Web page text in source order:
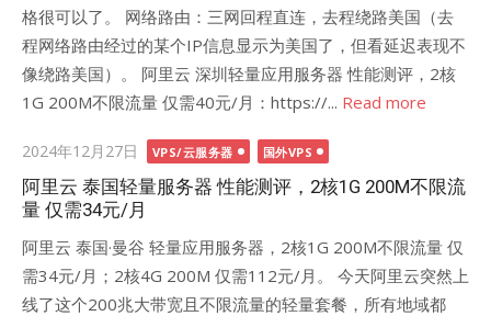
格很可以了。 网络路由：三网回程直连，去程绕路美国（去
程网络路由经过的某个IP信息显示为美国了，但看延迟表现不
像绕路美国）。 阿里云 深圳轻量应用服务器 性能测评，2核
1G 200M不限流量 仅需40元/月：https://... Read more
Posted
on
2024年12月27日 VPS/云服务器 国外VPS
阿里云 泰国轻量服务器 性能测评，2核1G 200M不限流
量 仅需34元/月
阿里云 泰国·曼谷 轻量应用服务器，2核1G 200M不限流量 仅
需34元/月；2核4G 200M 仅需112元/月。 今天阿里云突然上
线了这个200兆大带宽且不限流量的轻量套餐，所有地域都